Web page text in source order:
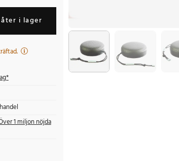
i lager
1 miljon nöjda